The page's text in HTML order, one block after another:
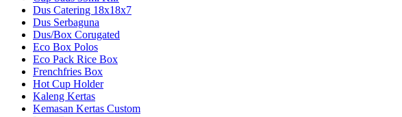
Dus Catering 18x18x7
Dus Serbaguna
Dus/Box Corugated
Eco Box Polos
Eco Pack Rice Box
Frenchfries Box
Hot Cup Holder
Kaleng Kertas
Kemasan Kertas Custom